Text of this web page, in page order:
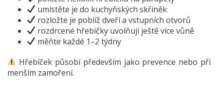
umístěte je do kuchyňských skříněk
rozložte je poblíž dveří a vstupních otvorů
rozdrcené hřebíčky uvolňují ještě více vůně
měňte každé 1–2 týdny
Hřebíček působí především jako prevence nebo při
menším zamoření.